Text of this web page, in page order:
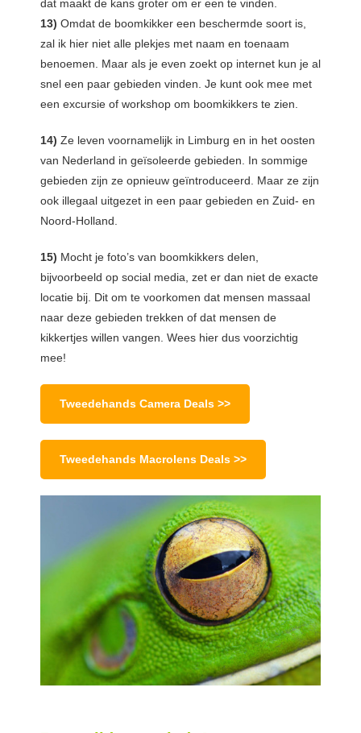
dat maakt de kans groter om er een te vinden.
13) Omdat de boomkikker een beschermde soort is,
zal ik hier niet alle plekjes met naam en toenaam
benoemen. Maar als je even zoekt op internet kun je al
snel een paar gebieden vinden. Je kunt ook mee met
een excursie of workshop om boomkikkers te zien.
14) Ze leven voornamelijk in Limburg en in het oosten
van Nederland in geïsoleerde gebieden. In sommige
gebieden zijn ze opnieuw geïntroduceerd. Maar ze zijn
ook illegaal uitgezet in een paar gebieden en Zuid- en
Noord-Holland.
15) Mocht je foto’s van boomkikkers delen,
bijvoorbeeld op social media, zet er dan niet de exacte
locatie bij. Dit om te voorkomen dat mensen massaal
naar deze gebieden trekken of dat mensen de
kikkertjes willen vangen. Wees hier dus voorzichtig
mee!
Tweedehands Camera Deals >>
Tweedehands Macrolens Deals >>